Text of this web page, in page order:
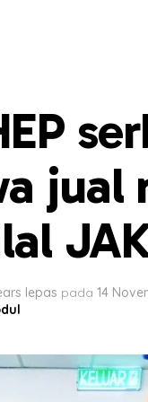
jual
lepas pada 14